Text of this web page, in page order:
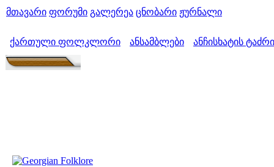
მთავარი ფორუმი გალერეა ცნობარი ჟურნალი
ქართული ფოლკლორი ანსამბლები ანჩისხატის